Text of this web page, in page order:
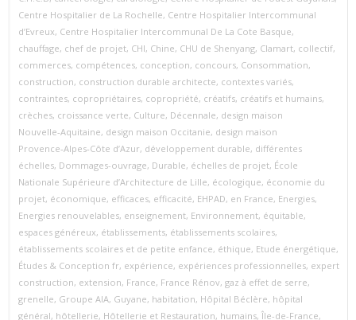
Centre Hospitalier de La Rochelle, Centre Hospitalier Intercommunal
d’Evreux, Centre Hospitalier Intercommunal De La Cote Basque,
chauffage, chef de projet, CHI, Chine, CHU de Shenyang, Clamart, collectif,
commerces, compétences, conception, concours, Consommation,
construction, construction durable architecte, contextes variés,
contraintes, copropriétaires, copropriété, créatifs, créatifs et humains,
crèches, croissance verte, Culture, Décennale, design maison
Nouvelle‑Aquitaine, design maison Occitanie, design maison
Provence‑Alpes‑Côte d’Azur, développement durable, différentes
échelles, Dommages-ouvrage, Durable, échelles de projet, École
Nationale Supérieure d’Architecture de Lille, écologique, économie du
projet, économique, efficaces, efficacité, EHPAD, en France, Energies,
Energies renouvelables, enseignement, Environnement, équitable,
espaces généreux, établissements, établissements scolaires,
établissements scolaires et de petite enfance, éthique, Etude énergétique,
Études & Conception fr, expérience, expériences professionnelles, expert
construction, extension, France, France Rénov, gaz à effet de serre,
grenelle, Groupe AIA, Guyane, habitation, Hôpital Béclère, hôpital
général, hôtellerie, Hôtellerie et Restauration, humains, Île-de-France,